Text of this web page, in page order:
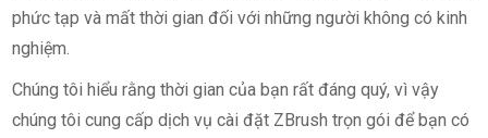
phức tạp và mất thời gian đối với những người không có kinh
nghiệm.
Chúng tôi hiểu rằng thời gian của bạn rất đáng quý, vì vậy
chúng tôi cung cấp dịch vụ cài đặt ZBrush trọn gói để bạn có